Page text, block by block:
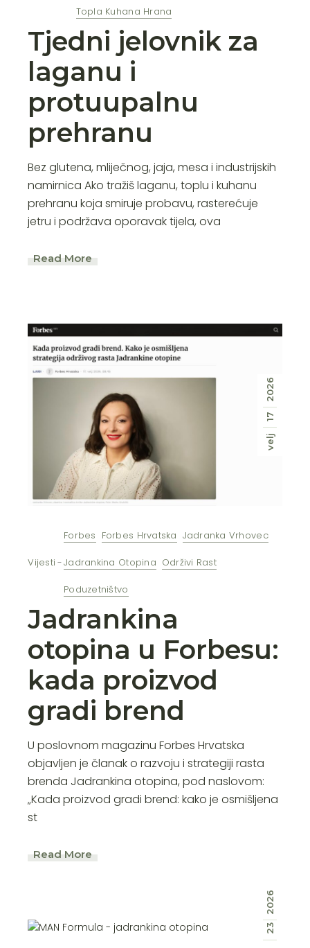
Topla Kuhana Hrana
Tjedni jelovnik za
laganu i
protuupalnu
prehranu
Bez glutena, mliječnog, jaja, mesa i industrijskih
namirnica Ako tražiš laganu, toplu i kuhanu
prehranu koja smiruje probavu, rasterećuje
jetru i podržava oporavak tijela, ova
Read More
velj
17
2026
Vijesti
Forbes Forbes Hrvatska Jadranka Vrhovec
Jadrankina Otopina Održivi Rast
Poduzetništvo
Jadrankina
otopina u Forbesu:
kada proizvod
gradi brend
U poslovnom magazinu Forbes Hrvatska
objavljen je članak o razvoju i strategiji rasta
brenda Jadrankina otopina, pod naslovom:
„Kada proizvod gradi brend: kako je osmišljena
st
Read More
23
2026